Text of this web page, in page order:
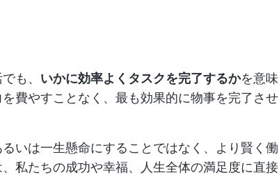
も、 いかに効率よくタスクを完了するかを意味
費やすことなく、最も効果的に物事を完了させ
いは一生懸命にすることではなく、より賢く働
私たちの成功や幸福、人生全体の満足度に直接